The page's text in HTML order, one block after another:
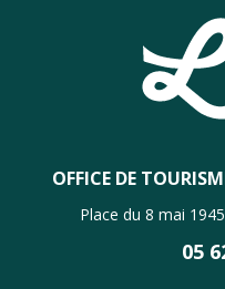
OFFICE DE
Place du 8 mai
05